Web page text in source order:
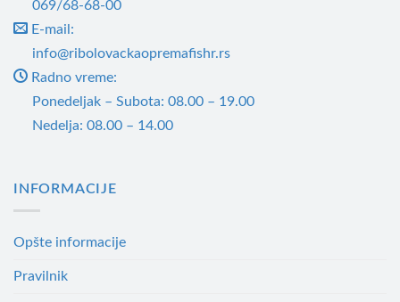
069/68-68-00
E-mail:
info@ribolovackaopremafishr.rs
Radno vreme:
Ponedeljak – Subota: 08.00 – 19.00
Nedelja: 08.00 – 14.00
INFORMACIJE
Opšte informacije
Pravilnik